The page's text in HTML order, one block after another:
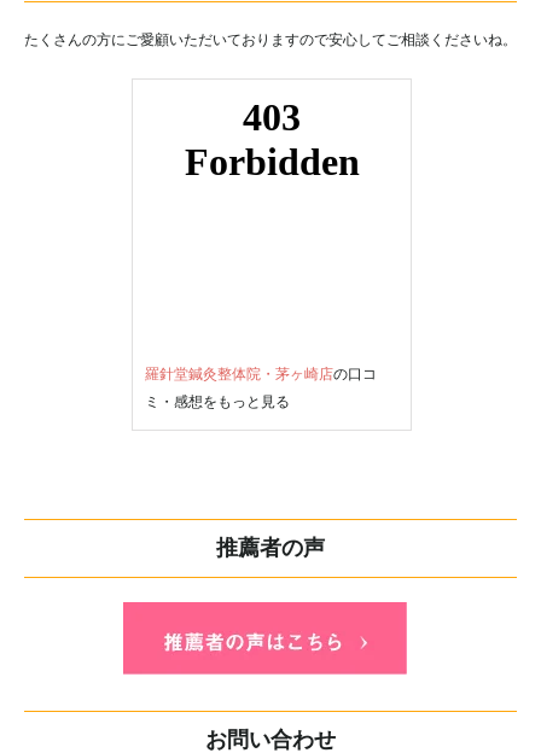
たくさんの方にご愛顧いただいておりますので安心してご相談くださいね。
羅針堂鍼灸整体院・茅ヶ崎店の口コ
ミ・感想をもっと見る
推薦者の声
お問い合わせ